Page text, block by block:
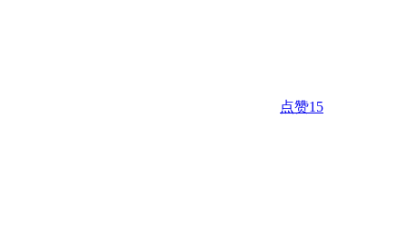
点赞15